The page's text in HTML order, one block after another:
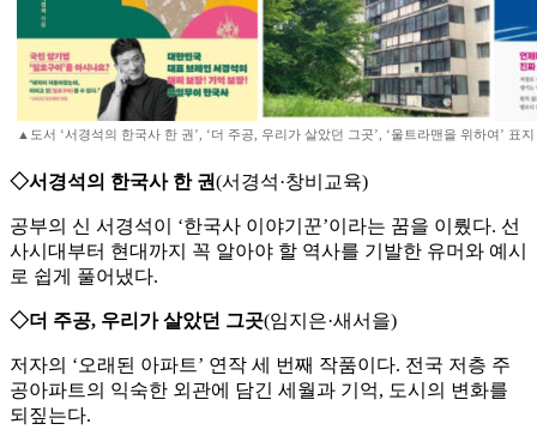
▲도서 ‘서경석의 한국사 한 권’, ‘더 주공, 우리가 살았던 그곳’, ‘울트라맨을 위하여’ 표지
◇서경석의 한국사 한 권(서경석·창비교육)
공부의 신 서경석이 ‘한국사 이야기꾼’이라는 꿈을 이뤘다. 선
사시대부터 현대까지 꼭 알아야 할 역사를 기발한 유머와 예시
로 쉽게 풀어냈다.
◇더 주공, 우리가 살았던 그곳(임지은·새서을)
저자의 ‘오래된 아파트’ 연작 세 번째 작품이다. 전국 저층 주
공아파트의 익숙한 외관에 담긴 세월과 기억, 도시의 변화를
되짚는다.